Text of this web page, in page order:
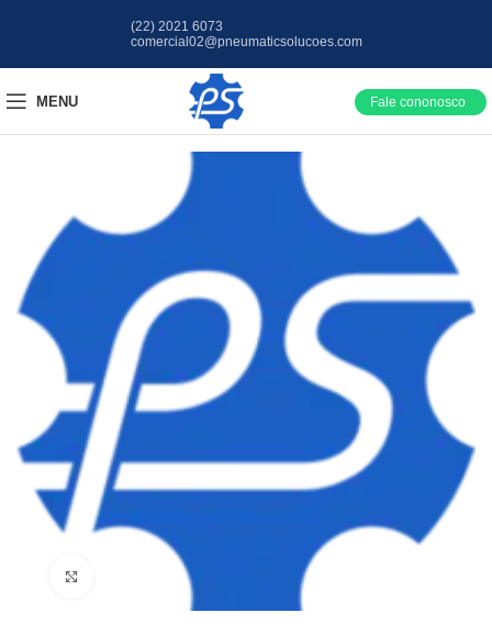
(22) 2021 6073
comercial02@pneumaticsolucoes.com
MENU Fale cononosco
Clique para ampliar